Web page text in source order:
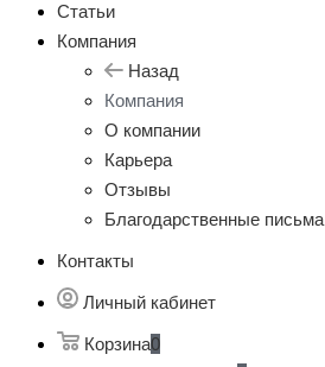
Статьи
Компания
Назад
Компания
О компании
Карьера
Отзывы
Благодарственные письма
Контакты
Личный кабинет
Корзина0